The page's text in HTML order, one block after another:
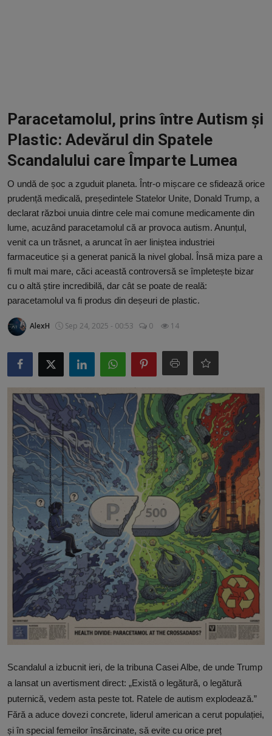
Guest Post
Guest Post
ChatGPT: Cel mai avansat chatbot AI
Aliexpress
Amintiri din Viitor
Ai Data Use Policy
Muzica
Free Script
Ai RoadMap
AI
Podcast
Paracetamolul, prins între Autism și
Plastic: Adevărul din Spatele
Scandalului care Împarte Lumea
O undă de șoc a zguduit planeta. Într-o mișcare ce sfidează orice
prudență medicală, președintele Statelor Unite, Donald Trump, a
declarat război unuia dintre cele mai comune medicamente din
lume, acuzând paracetamolul că ar provoca autism. Anunțul,
venit ca un trăsnet, a aruncat în aer liniștea industriei
farmaceutice și a generat panică la nivel global. Însă miza pare a
fi mult mai mare, căci această controversă se împletește bizar
cu o altă știre incredibilă, dar cât se poate de reală:
paracetamolul va fi produs din deșeuri de plastic.
AlexH Sep 24, 2025 - 00:53 0 14
Scandalul a izbucnit ieri, de la tribuna Casei Albe, de unde Trump
a lansat un avertisment direct: „Există o legătură, o legătură
puternică, vedem asta peste tot. Ratele de autism explodează.”
Fără a aduce dovezi concrete, liderul american a cerut populației,
și în special femeilor însărcinate, să evite cu orice preț